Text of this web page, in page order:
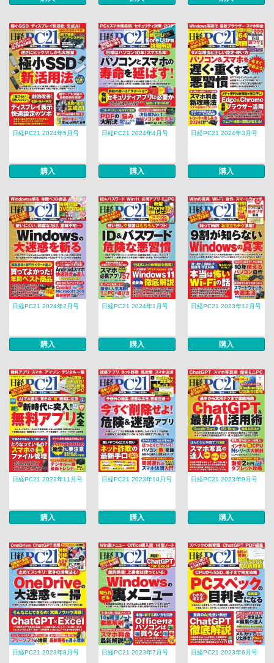
日経PC21 2024年5月号
購入
日経PC21 2024年4月号
購入
日経PC21 2024年3月号
購入
日経PC21 2024年2月号
購入
日経PC21 2024年1月号
購入
日経PC21 2023年12月号
購入
日経PC21 2023年11月号
購入
日経PC21 2023年10月号
購入
日経PC21 2023年9月号
購入
日経PC21 2023年8月号 日経PC21 2023年7月号 日経PC21 2023年6月号